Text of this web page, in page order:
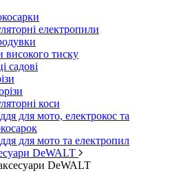
електропили
тиску
садові
коси
для мото, електрокос та
для мото та електропил
DeWALT
DeWALT